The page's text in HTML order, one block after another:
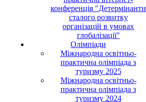
конференція "Детермінанти
сталого розвитку
організацій в умовах
глобалізації"
Олімпіади
Міжнародна освітньо-
практична олімпіада з
туризму 2025
Міжнародна освітньо-
практична олімпіада з
туризму 2024